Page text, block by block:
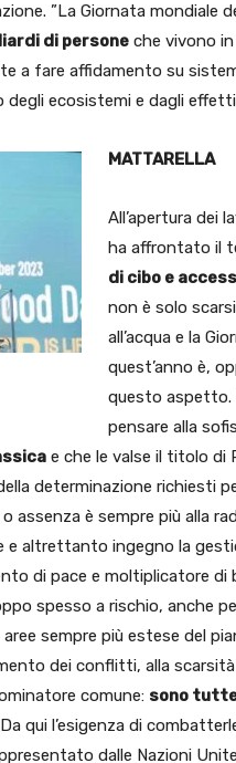
”La Giornata mondiale
di persone che vivono
a fare affidamento su
degli ecosistemi e dagli
MATTARELLA
All’apertura dei
ha affrontato il
di cibo e
non è solo
all’acqua e la
quest’anno è,
questo aspetto.
pensare alla
e che le valse il titolo di
determinazione richiesti
assenza è sempre più alla
altrettanto ingegno la
di pace e moltiplicatore di
spesso a rischio, anche
sempre più estese del
dei conflitti, alla
comune: sono
qui l’esigenza di
dalle Nazioni